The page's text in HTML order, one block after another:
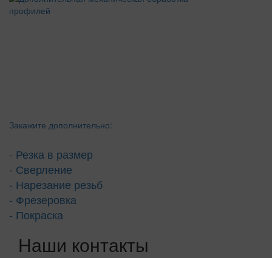
Закажите дополнительно:
- Резка в размер
- Сверление
- Нарезание резьб
- Фрезеровка
- Покраска
Наши контакты